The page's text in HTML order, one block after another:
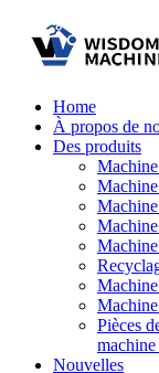
Home
À propos de
Des produits
Pièces
Nouvelles